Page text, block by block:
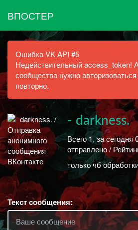
ВПОСТЕР
Ошибка VK API #5
Недействительный access_token!
сообщества нужно
повторно.
- darkness.
Всего 1, за
отправлено /
только чб
Текст сообщения: